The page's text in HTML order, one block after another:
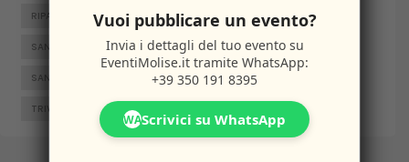
RIPALIMOSANI ROCCAMANDOLFI ROTELLO
SAN GIACOMO DEGLI SCHIAVONI SAN MASSIMO
SANTA CROCE DI MAGLIANO SEPINO TERMOLI
TRIVENTO VENAFRO
Vuoi pubblicare un evento?
Invia i dettagli del tuo evento su
EventiMolise.it tramite WhatsApp:
+39 350 191 8395
WAScrivici su WhatsApp